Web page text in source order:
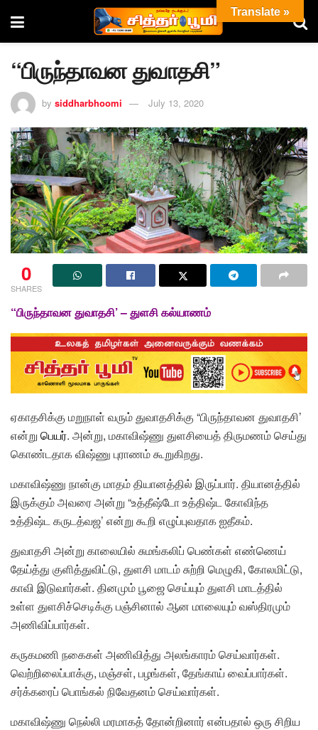
“பிருந்தாவன துவாதசி”
by siddharbhoomi July 13, 2020
0
SHARES
“பிருந்தாவன துவாதசி’ – துளசி கல்யாணம்
ஏகாதசிக்கு மறுநாள் வரும் துவாதசிக்கு “பிருந்தாவன துவாதசி’
என்று பெயர். அன்று, மகாவிஷ்ணு துளசியைத் திருமணம் செய்து
கொண்டதாக விஷ்ணு புராணம் கூறுகிறது.
மகாவிஷ்ணு நான்கு மாதம் தியானத்தில் இருப்பார். தியானத்தில்
இருக்கும் அவரை அன்று “உத்தீஷ்டோ உத்திஷ்ட கோவிந்த
உத்திஷ்ட கருடத்வஜ’ என்று கூறி எழுப்புவதாக ஐதீகம்.
துவாதசி அன்று காலையில் சுமங்கலிப் பெண்கள் எண்ணெய்
தேய்த்து குளித்துவிட்டு, துளசி மாடம் சுற்றி மெழுகி, கோலமிட்டு,
காவி இடுவார்கள். தினமும் பூஜை செய்யும் துளசி மாடத்தில்
உள்ள துளசிச்செடிக்கு பஞ்சினால் ஆன மாலையும் வஸ்திரமும்
அணிவிப்பார்கள்.
கருகமணி நகைகள் அணிவித்து அலங்காரம் செய்வார்கள்.
வெற்றிலைப்பாக்கு, மஞ்சள், பழங்கள், தேங்காய் வைப்பார்கள்.
சர்க்கரைப் பொங்கல் நிவேதனம் செய்வார்கள்.
மகாவிஷ்ணு நெல்லி மரமாகத் தோன்றினார் என்பதால் ஒரு சிறிய
Translate »